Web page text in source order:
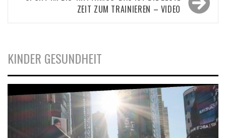
ZEIT ZUM TRAINIEREN – VIDEO
KINDER GESUNDHEIT